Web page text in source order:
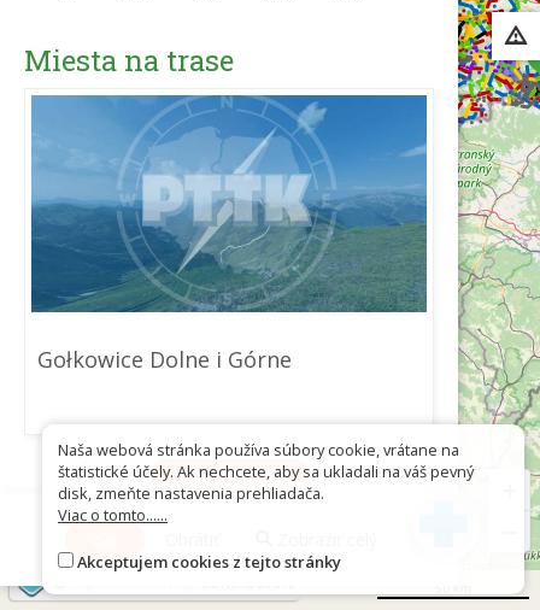
Miesta na trase
Gołkowice Dolne i Górne
Stiahnuť ako GPX
Naša webová stránka používa súbory cookie, vrátane na
štatistické účely. Ak nechcete, aby sa ukladali na váš pevný
disk, zmeňte nastavenia prehliadača.
Viac o tomto......
Akceptujem cookies z tejto stránky